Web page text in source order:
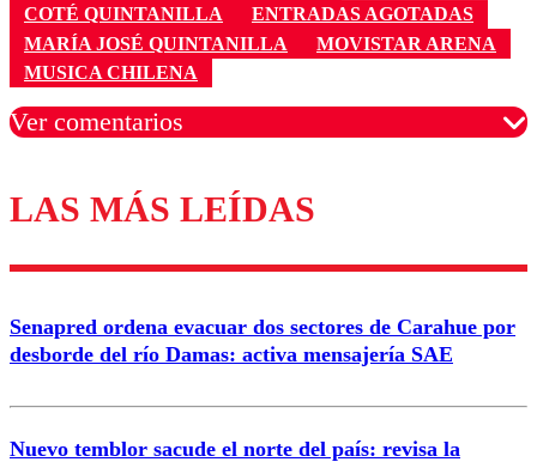
COTÉ QUINTANILLA
ENTRADAS AGOTADAS
MARÍA JOSÉ QUINTANILLA
MOVISTAR ARENA
MUSICA CHILENA
Ver comentarios
Los comentarios son moderados para garantizar un
diálogo respetuoso.
Correo
LAS MÁS LEÍDAS
Senapred ordena evacuar dos sectores de Carahue por
desborde del río Damas: activa mensajería SAE
Nuevo temblor sacude el norte del país: revisa la